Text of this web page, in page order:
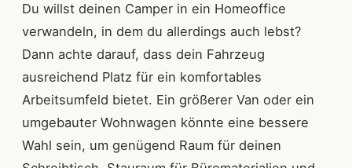
Du willst deinen Camper in ein Homeoffice
verwandeln, in dem du allerdings auch lebst?
Dann achte darauf, dass dein Fahrzeug
ausreichend Platz für ein komfortables
Arbeitsumfeld bietet. Ein größerer Van oder ein
umgebauter Wohnwagen könnte eine bessere
Wahl sein, um genügend Raum für deinen